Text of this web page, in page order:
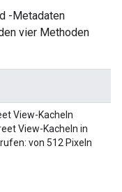
-Metadaten
vier Methoden
View-Kacheln
View-Kacheln in
von 512 Pixeln